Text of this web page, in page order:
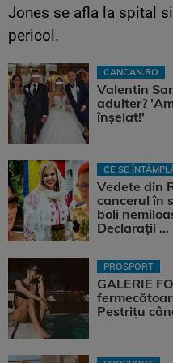
Jones se afla la spital
pericol.
CANCAN.RO
Valentin
adulter?
înșelat!'
CE SE
Vedete din
cancerul în
boli
Declarații ...
PROSPORT
GALERIE
Pestrițu